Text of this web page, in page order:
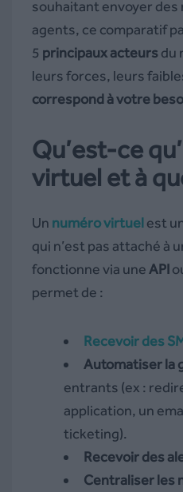
souhaitant envoyer des
agents, ce comparatif
5 principaux acteursdu
leurs forces, leurs
correspond à votre
Qu’est-ce
virtuel et à
Un numéro virtuelest
qui n’est pas attaché à
fonctionne via une API
permet de :
Recevoir des
Automatiser la
entrants (ex :
application, un
ticketing).
Recevoir des
Centraliser les